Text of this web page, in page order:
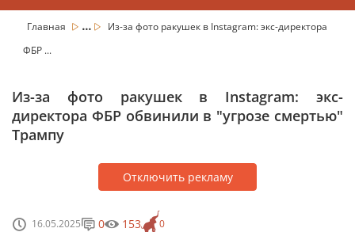
Главная ...
Из-за фото ракушек в Instagram: экс-директора
ФБР ...
Из-за фото ракушек в Instagram: экс-
директора ФБР обвинили в "угрозе смертью"
Трампу
Отключить рекламу
16.05.2025 0
0 153